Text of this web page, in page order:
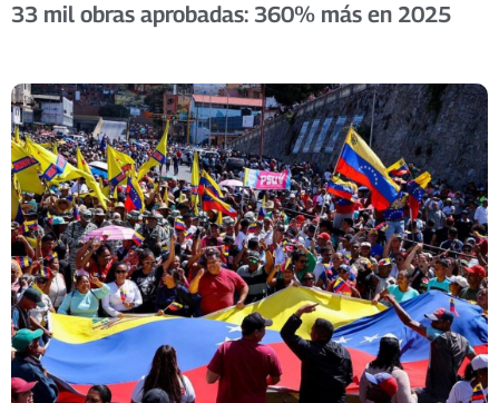
33 mil obras aprobadas: 360% más en 2025